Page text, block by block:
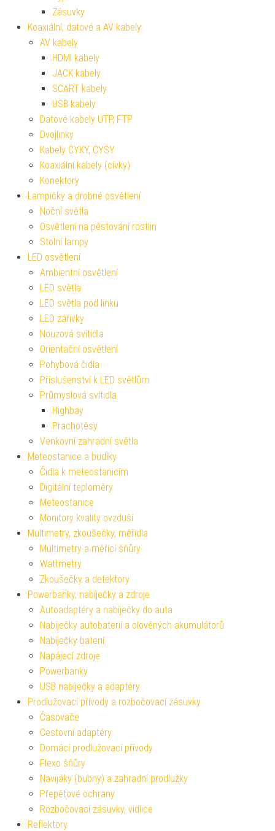
Zásuvky
Koaxiální, datové a AV kabely
AV kabely
HDMI kabely
JACK kabely
SCART kabely
USB kabely
Datové kabely UTP, FTP
Dvojlinky
Kabely CYKY, CYSY
Koaxiální kabely (cívky)
Konektory
Lampičky a drobné osvětlení
Noční světla
Osvětlení na pěstování rostlin
Stolní lampy
LED osvětlení
Ambientní osvětlení
LED světla
LED světla pod linku
LED zářivky
Nouzová svítidla
Orientační osvětlení
Pohybová čidla
Příslušenství k LED světlům
Průmyslová svítidla
Highbay
Prachotěsy
Venkovní zahradní světla
Meteostanice a budíky
Čidla k meteostanicím
Digitální teploměry
Meteostanice
Monitory kvality ovzduší
Multimetry, zkoušečky, měřidla
Multimetry a měřící šňůry
Wattmetry
Zkoušečky a detektory
Powerbanky, nabíječky a zdroje
Autoadaptéry a nabíječky do auta
Nabíječky autobaterií a olověných akumulátorů
Nabíječky baterií
Napájecí zdroje
Powerbanky
USB nabíječky a adaptéry
Prodlužovací přívody a rozbočovací zásuvky
Časovače
Cestovní adaptéry
Domácí prodlužovací přívody
Flexo šňůry
Navijáky (bubny) a zahradní prodlužky
Přepěťové ochrany
Rozbočovací zásuvky, vidlice
Reflektory